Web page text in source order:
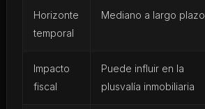
Horizonte
temporal
Mediano a largo plazo
Impacto
fiscal
Puede influir en la
plusvalía inmobiliaria